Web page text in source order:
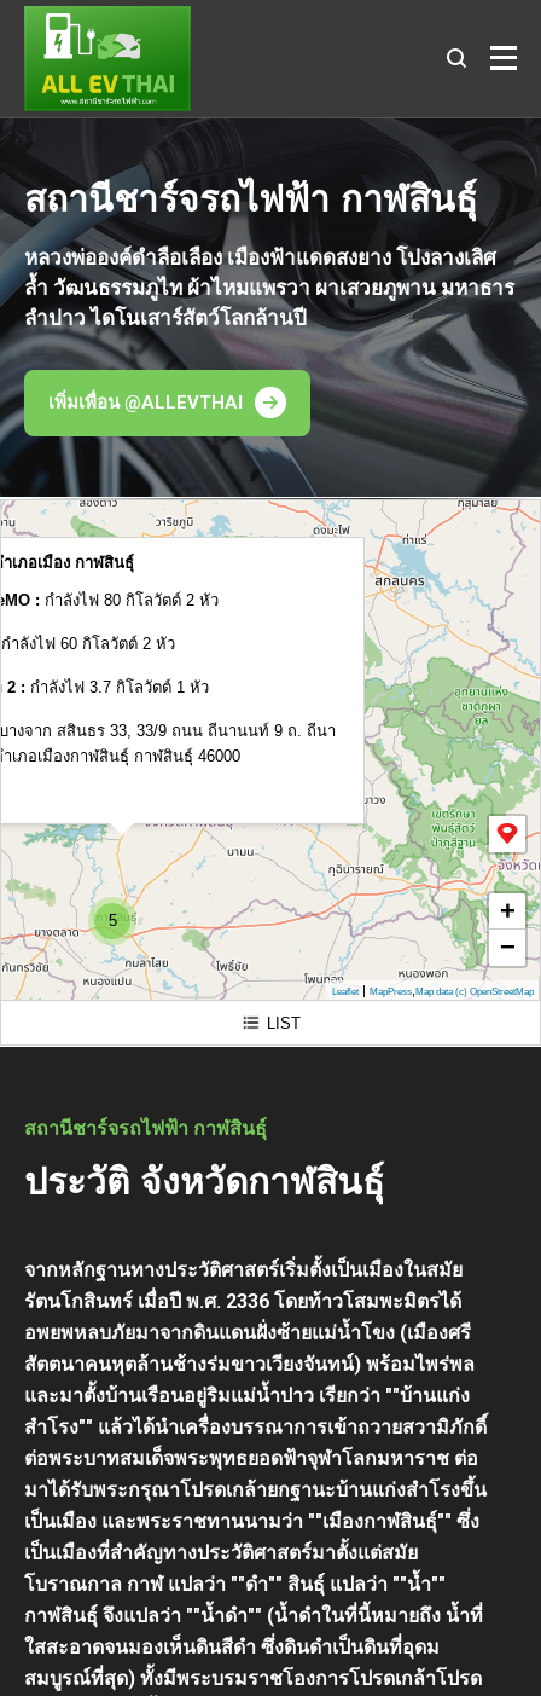
สถานีชาร์จรถไฟฟ้า กาฬสินธุ์
หลวงพ่อองค์ดำลือเลือง เมืองฟ้าแดดสงยาง โปงลางเลิศ
ล้ำ วัฒนธรรมภูไท ผ้าไหมแพรวา ผาเสวยภูพาน มหาธาร
ลำปาว ไดโนเสาร์สัตว์โลกล้านปี
เพิ่มเพื่อน @ALLEVTHAI
สถานีชาร์จรถไฟฟ้า กาฬสินธุ์
ประวัติ จังหวัดกาฬสินธุ์
จากหลักฐานทางประวัติศาสตร์เริ่มตั้งเป็นเมืองในสมัย
รัตนโกสินทร์ เมื่อปี พ.ศ. 2336 โดยท้าวโสมพะมิตรได้
อพยพหลบภัยมาจากดินแดนฝั่งซ้ายแม่น้ำโขง (เมืองศรี
สัตตนาคนหุตล้านช้างร่มขาวเวียงจันทน์) พร้อมไพร่พล
และมาตั้งบ้านเรือนอยู่ริมแม่น้ำปาว เรียกว่า ""บ้านแก่ง
สำโรง"" แล้วได้นำเครื่องบรรณาการเข้าถวายสวามิภักดิ์
ต่อพระบาทสมเด็จพระพุทธยอดฟ้าจุฬาโลกมหาราช ต่อ
มาได้รับพระกรุณาโปรดเกล้ายกฐานะบ้านแก่งสำโรงขึ้น
เป็นเมือง และพระราชทานนามว่า ""เมืองกาฬสินธุ์"" ซึ่ง
เป็นเมืองที่สำคัญทางประวัติศาสตร์มาตั้งแต่สมัย
โบราณกาล กาฬ แปลว่า ""ดำ"" สินธุ์ แปลว่า ""น้ำ""
กาฬสินธุ์ จึงแปลว่า ""น้ำดำ"" (น้ำดำในที่นี้หมายถึง น้ำที่
ใสสะอาดจนมองเห็นดินสีดำ ซึ่งดินดำเป็นดินที่อุดม
สมบูรณ์ที่สุด) ทั้งมีพระบรมราชโองการโปรดเกล้าโปรด